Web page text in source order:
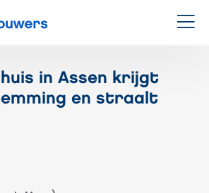
in Assen krijgt
en straalt